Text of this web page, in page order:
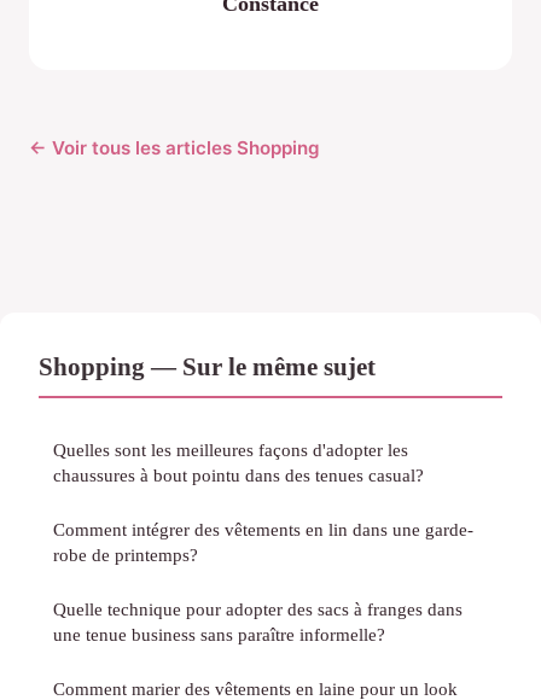
← Voir tous les articles Shopping
Shopping — Sur le même sujet
Quelles sont les meilleures façons d'adopter les
chaussures à bout pointu dans des tenues casual?
Comment intégrer des vêtements en lin dans une garde-
robe de printemps?
Quelle technique pour adopter des sacs à franges dans
une tenue business sans paraître informelle?
Comment marier des vêtements en laine pour un look